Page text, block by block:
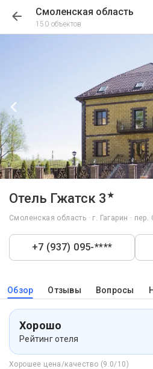
Смоленская область
150 объектов
Отель Гжатск 3★
Смоленская область · г. Гагарин · пер.
+7 (937) 095-****
Обзор Отзывы Вопросы
Хорошо
Рейтинг отеля
Хорошее цена/качество (9.0/10)